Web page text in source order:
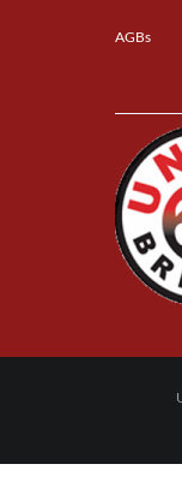
AGBs